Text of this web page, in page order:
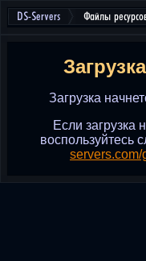
DS-Servers Файлы
Загрузка
Если загрузка
воспользуйтесь